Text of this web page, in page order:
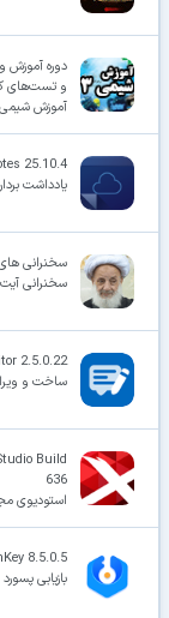
دوره آموزش
و تست‌های
آموزش شیمی
25.10.4
یادداشت برداری
سخنرانی
سخنرانی آیت
2.5.0.22
ساخت و
Build
636
استودیوی
8.5.0.5
بازیابی پسورد